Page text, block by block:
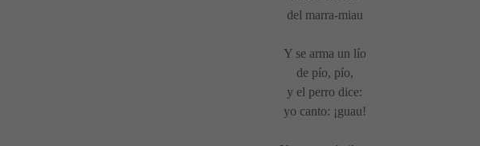
del marra-miau
Y se arma un lío
de pío, pío,
y el perro dice:
yo canto: ¡guau!